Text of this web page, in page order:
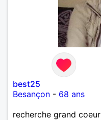
best25
Besançon - 68 ans
recherche grand coeur